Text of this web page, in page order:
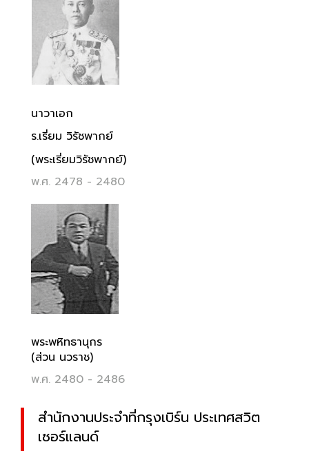
นาวาเอก
ร.เรี่ยม วิรัชพากย์
(พระเรี่ยมวิรัชพากย์)
พ.ศ. 2478 - 2480
พระพหิทธานุกร
(ส่วน นวราช)
พ.ศ. 2480 - 2486
สำนักงานประจำที่กรุงเบิร์น ประเทศสวิต
เซอร์แลนด์